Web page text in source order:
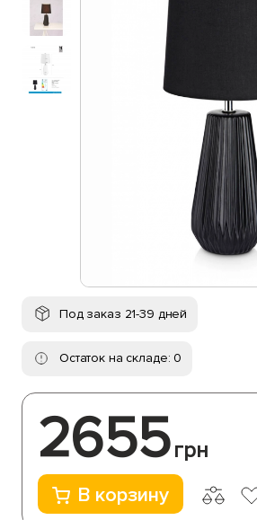
Под заказ 21-39 дней
Остаток на складе: 0
2655грн
В корзину